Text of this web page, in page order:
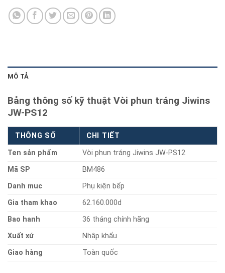
MÔ TẢ
Bảng thông số kỹ thuật Vòi phun tráng Jiwins
JW-PS12
THÔNG SỐ
CHI TIẾT
Ten sản phẩm
Vòi phun tráng Jiwins JW-PS12
Mã SP
BM486
Danh muc
Phụ kiện bếp
Gia tham khao
62.160.000d
Bao hanh
36 tháng chính hãng
Xuất xứ
Nhập khẩu
Giao hàng
Toàn quốc